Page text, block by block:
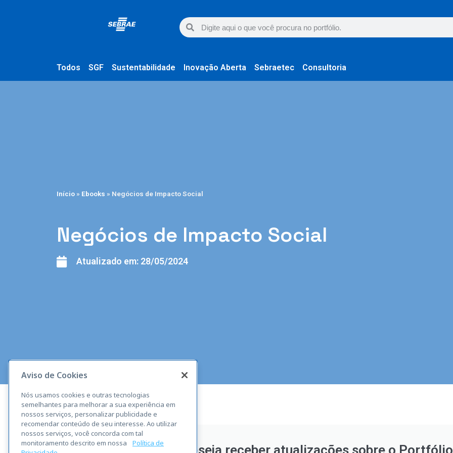
Todos SGF Sustentabilidade Inovação Aberta Sebraetec Consultoria
Início » Ebooks » Negócios de Impacto Social
Negócios de Impacto Social
Atualizado em: 28/05/2024
Deseja receber atualizações sobre o
Aviso de Cookies
Nós usamos cookies e outras tecnologias
semelhantes para melhorar a sua experiência em
nossos serviços, personalizar publicidade e
recomendar conteúdo de seu interesse. Ao utilizar
nossos serviços, você concorda com tal
monitoramento descrito em nossa
Política de